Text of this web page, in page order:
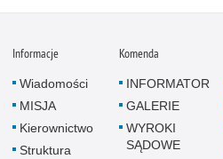
Informacje
Wiadomości
MISJA
Kierownictwo
Struktura
Komenda
INFORMATOR
GALERIE
WYROKI
SĄDOWE